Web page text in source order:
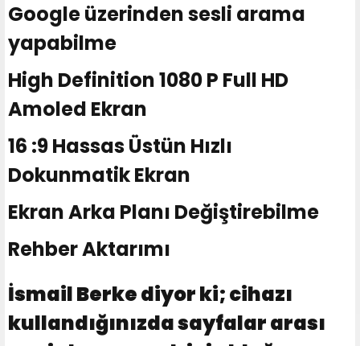
Google üzerinden sesli arama
yapabilme
High Definition 1080 P Full HD
Amoled Ekran
16 :9 Hassas Üstün Hızlı
Dokunmatik Ekran
Ekran Arka Planı Değiştirebilme
Rehber Aktarımı
İsmail Berke diyor ki; cihazı
kullandığınızda sayfalar arası